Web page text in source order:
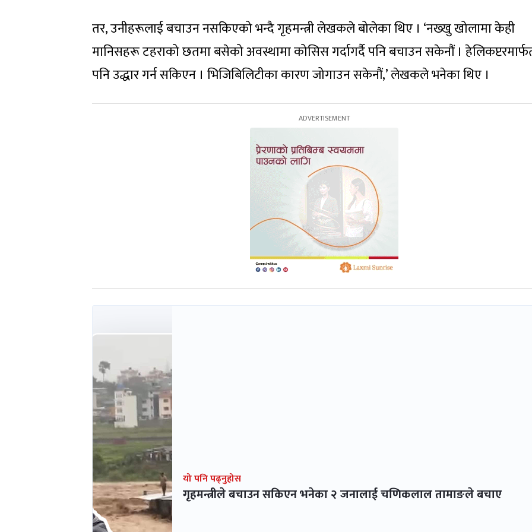
तर, उनीहरूलाई बचाउन नसकिएको भन्दै गृहमन्त्री लेखकले बोलेका थिए । ‘नख्खु खोलामा केही
मानिसहरू टहराको छतमा बसेको अवस्थामा कोसिस गर्दागर्दै पनि बचाउन सकेनौं ।
पनि उद्धार गर्न सकिएन । भिजिबिलिटीका कारण जोगाउन सकेनौं,’ लेखकले भनेका थिए ।
यो पनि पढ्नुहोस
गृहमन्त्रीले बचाउन सकिएन भनेका २ जनालाई चणिकलाल तामाङले बचाए